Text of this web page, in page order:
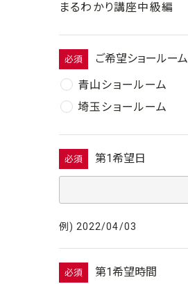
まるわかり講座中級編
必須
ご希望ショールーム
青山ショールーム
埼玉ショールーム
必須 第1希望日
例) 2022/04/03
必須
第1希望時間